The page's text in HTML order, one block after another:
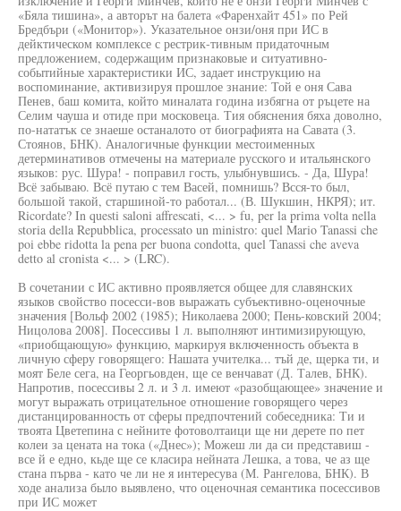
«Бяла тишина», а авторът на балета «Фаренхайт 451» по Рей
Бредбъри («Монитор»). Указательное онзи/оня при ИС в
дейктическом комплексе с рестрик-тивным придаточным
предложением, содержащим признаковые и ситуативно-
событийные характеристики ИС, задает инструкцию на
воспоминание, активизируя прошлое знание: Той е оня Сава
Пенев, баш комита, който миналата година избягна от ръцете на
Селим чауша и отиде при московеца. Тия обяснения бяха доволно,
по-нататък се знаеше останалото от биографията на Савата (3.
Стоянов, БНК). Аналогичные функции местоименных
детерминативов отмечены на материале русского и итальянского
языков: рус. Шура! - поправил гость, улыбнувшись. - Да, Шура!
Всё забываю. Всё путаю с тем Васей, помнишь? Всся-то был,
большой такой, старшиной-то работал... (В. Шукшин, НКРЯ); ит.
Ricordate? In questi saloni affrescati, <... > fu, per la prima volta nella
storia della Repubblica, processato un ministro: quel Mario Tanassi che
poi ebbe ridotta la pena per buona condotta, quel Tanassi che aveva
detto al cronista <... > (LRC).
В сочетании с ИС активно проявляется общее для славянских
языков свойство посесси-вов выражать субъективно-оценочные
значения [Вольф 2002 (1985); Николаева 2000; Пень-ковский 2004;
Ницолова 2008]. Посессивы 1 л. выполняют интимизирующую,
«приобщающую» функцию, маркируя включенность объекта в
личную сферу говорящего: Нашата учителка... тъй де, щерка ти, и
моят Беле сега, на Георгьовден, ще се венчават (Д. Талев, БНК).
Напротив, посессивы 2 л. и 3 л. имеют «разобщающее» значение и
могут выражать отрицательное отношение говорящего через
дистанцированность от сферы предпочтений собеседника: Ти и
твоята Цветепина с нейните фотоволтаици ще ни дерете по пет
колеи за цената на тока («Днес»); Можеш ли да си представиш -
все й е едно, кьде ще се класира нейната Лешка, а това, че аз ще
стана първа - като че ли не я интересува (М. Рангелова, БНК). В
ходе анализа было выявлено, что оценочная семантика посессивов
при ИС может